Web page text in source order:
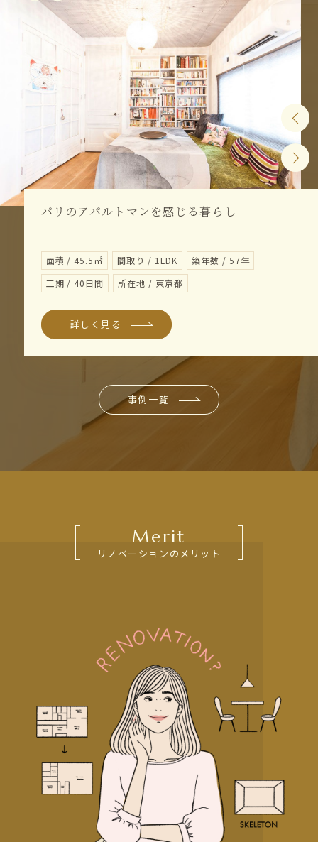
パリのアパルトマンを感じる暮らし
面積 / 45.5㎡ 間取り / 1LDK
築年数 / 57年
工期 / 40日間
所在地 / 東京都
詳しく見る
事例一覧
Merit
リノベーションのメリット